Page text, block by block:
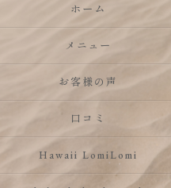
ホーム
メニュー
お客様の声
口コミ
Hawaii LomiLomi